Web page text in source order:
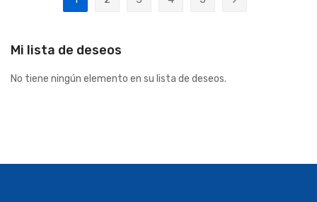
Actualmente estás leyendo página
Mi lista de deseos
No tiene ningún elemento en su lista de deseos.